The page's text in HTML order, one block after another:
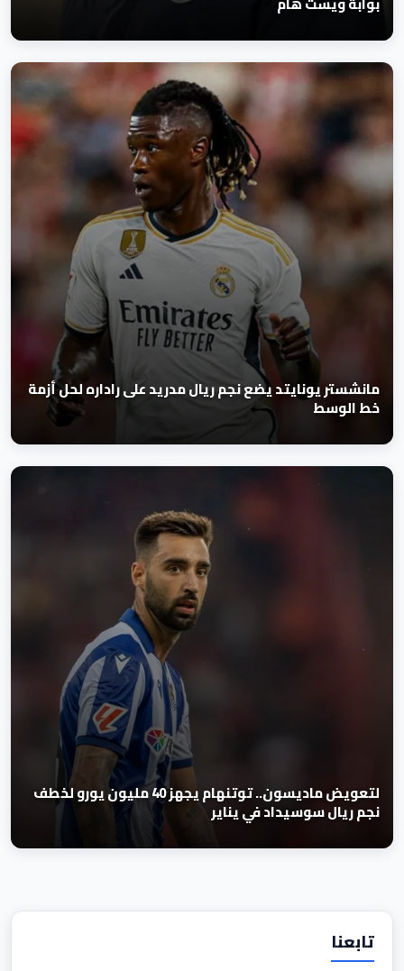
مانشستر يونايتد يضع نجم ريال مدريد على راداره لحل أزمة
خط الوسط
لتعويض ماديسون.. توتنهام يجهز 40 مليون يورو لخطف
نجم ريال سوسيداد في يناير
تابعنا